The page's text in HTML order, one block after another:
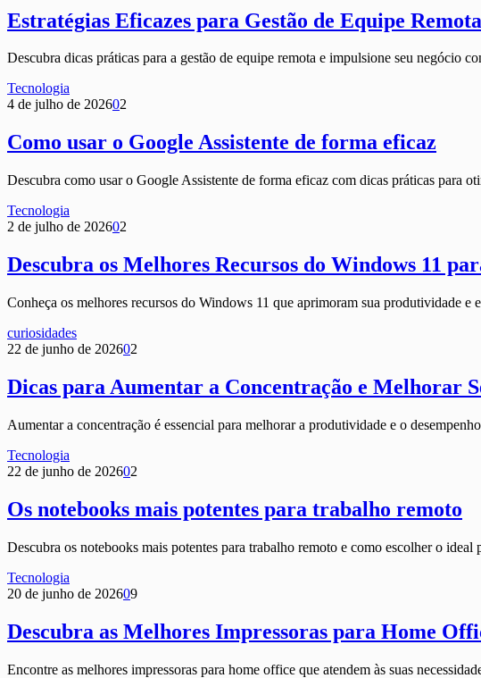
Estratégias Eficazes para Gestão de Equipe Remota
Descubra dicas práticas para a gestão de equipe remota e impulsione seu negócio
Tecnologia
4 de julho de 202602
Como usar o Google Assistente de forma eficaz
Descubra como usar o Google Assistente de forma eficaz com dicas práticas para
Tecnologia
2 de julho de 202602
Descubra os Melhores Recursos do Windows 11
Conheça os melhores recursos do Windows 11 que aprimoram sua produtividade e
curiosidades
22 de junho de 202602
Dicas para Aumentar a Concentração e Melhorar
Aumentar a concentração é essencial para melhorar a produtividade e o
Tecnologia
22 de junho de 202602
Os notebooks mais potentes para trabalho remoto
Descubra os notebooks mais potentes para trabalho remoto e como escolher o ideal
Tecnologia
20 de junho de 202609
Descubra as Melhores Impressoras para Home
Encontre as melhores impressoras para home office que atendem às suas